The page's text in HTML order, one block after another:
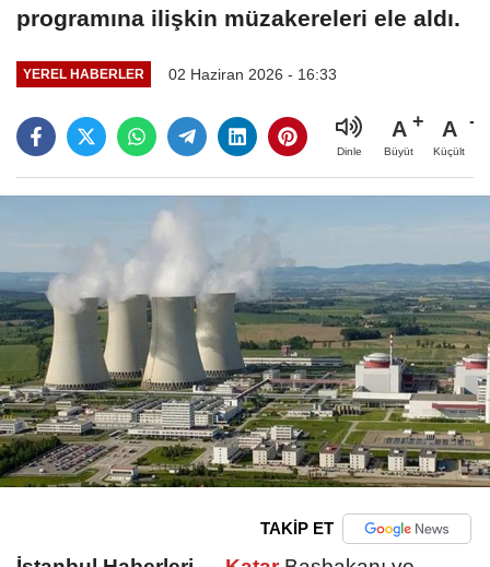
programına ilişkin müzakereleri ele aldı.
YEREL HABERLER 02 Haziran 2026 - 16:33
Dinle
A
Büyüt
A
Küçült
TAKİP ET